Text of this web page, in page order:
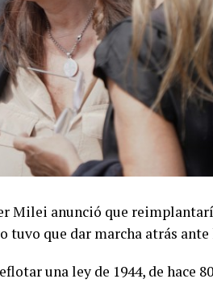
Milei anunció que
tuvo que dar marcha atrás
una ley de 1944, de hace